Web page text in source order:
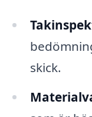
skick.